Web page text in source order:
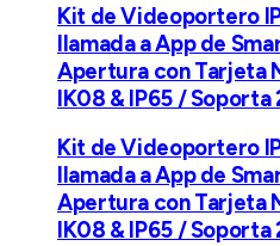
Kit de Videoportero
llamada a App de
Apertura con Tarjeta
IK08 & IP65 / Soporta
Kit de Videoportero
llamada a App de
Apertura con Tarjeta
IK08 & IP65 / Soporta